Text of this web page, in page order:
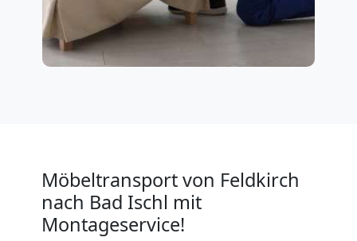
Möbeltransport von Feldkirch
nach Bad Ischl mit
Montageservice!